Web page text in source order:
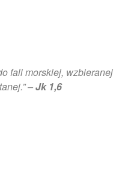
fali morskiej, wzbieranej
–Jk 1,6